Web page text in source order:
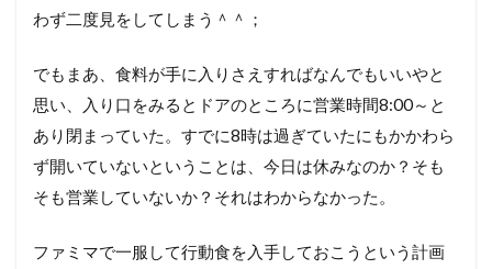
わず二度見をしてしまう＾＾；
でもまあ、食料が手に入りさえすればなんでもいいやと
思い、入り口をみるとドアのところに営業時間8:00～と
あり閉まっていた。すでに8時は過ぎていたにもかかわら
ず開いていないということは、今日は休みなのか？そも
そも営業していないか？それはわからなかった。
ファミマで一服して行動食を入手しておこうという計画